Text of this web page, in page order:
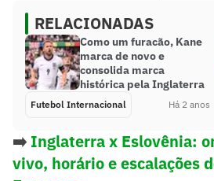
RELACIONADAS
Como um furacão, Kane
marca de novo e
consolida marca
histórica pela Inglaterra
Futebol Internacional Há 2 anos
➡️ Inglaterra x Eslovênia:
vivo, horário e escalações